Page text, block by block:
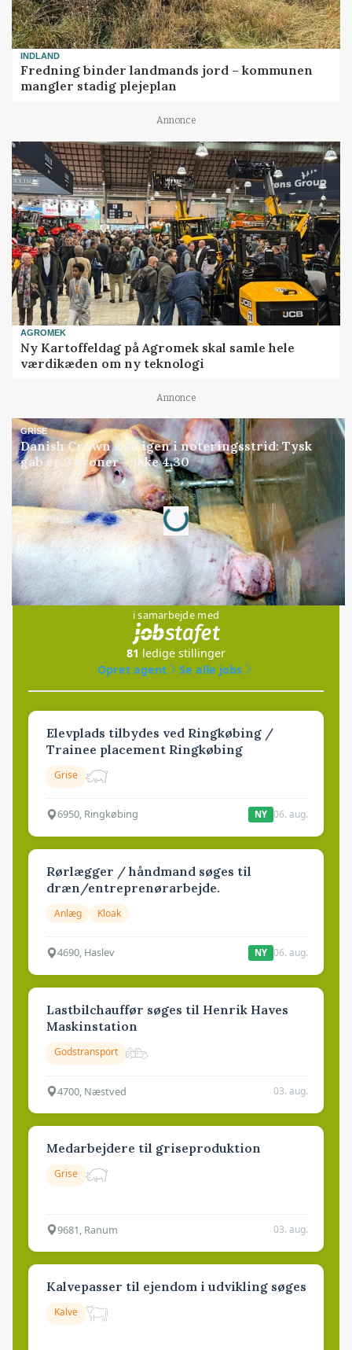
INDLAND
Fredning binder landmands jord – kommunen
mangler stadig plejeplan
Annonce
AGROMEK
Ny Kartoffeldag på Agromek skal samle hele
værdikæden om ny teknologi
Annonce
GRISE
Danish Crown slår igen i noteringsstrid: Tysk
gab er 3 kroner – ikke 4,30
Annonce
Loading...
Jobs
i samarbejde med
81 ledige stillinger
Opret agent
Se alle jobs
Elevplads tilbydes ved Ringkøbing /
Trainee placement Ringkøbing
Grise
6950, Ringkøbing NY 06. aug.
Rørlægger / håndmand søges til
dræn/entreprenørarbejde.
Anlæg Kloak
4690, Haslev NY 06. aug.
Lastbilchauffør søges til Henrik Haves
Maskinstation
Godstransport
4700, Næstved 03. aug.
Medarbejdere til griseproduktion
Grise
9681, Ranum 03. aug.
Kalvepasser til ejendom i udvikling søges
Kalve